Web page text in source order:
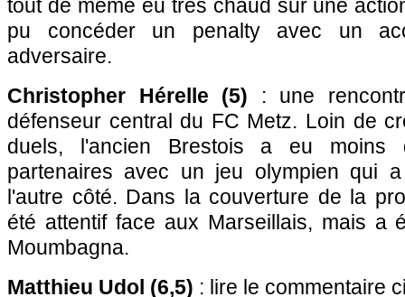
tout de même eu très chaud sur une
pu concéder un penalty avec un
adversaire.
Christopher Hérelle (5) : une
défenseur central du FC Metz. Loin de
duels, l'ancien Brestois a eu
partenaires avec un jeu olympien qui
l'autre côté. Dans la couverture de la
été attentif face aux Marseillais, mais a
Moumbagna.
Matthieu Udol (6,5) : lire le commentaire